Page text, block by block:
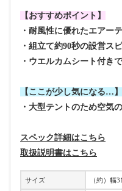
【おすすめポイント】
・耐風性に優れたエアー
・組立て約90秒の設営ス
・ウエルカムシート付き
【ここが少し気になる…】
・大型テントのため空気
スペック詳細はこちら
取扱説明書はこちら
サイズ （約）幅